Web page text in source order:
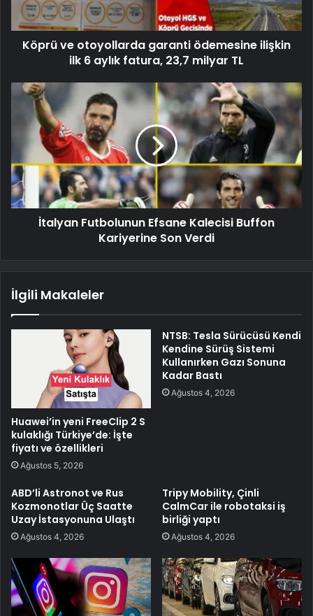
Köprü ve otoyollarda garanti ödemesine ilişkin
ilk 6 aylık fatura, 23,7 milyar TL
İtalyan Futbolunun Efsane Kalecisi Buffon
Kariyerine Son Verdi
İlgili Makaleler
Huawei’in yeni FreeClip 2 S
kulaklığı Türkiye’de: İşte
fiyatı ve özellikleri
Ağustos 5, 2026
NTSB: Tesla Sürücüsü Kendi
Kendine Sürüş Sistemi
Kullanırken Gazı Sonuna
Kadar Bastı
Ağustos 4, 2026
ABD’li Astronot ve Rus
Kozmonotlar Üç Saatte
Uzay İstasyonuna Ulaştı
Ağustos 4, 2026
Tripy Mobility, Çinli
CalmCar ile robotaksi iş
birliği yaptı
Ağustos 4, 2026